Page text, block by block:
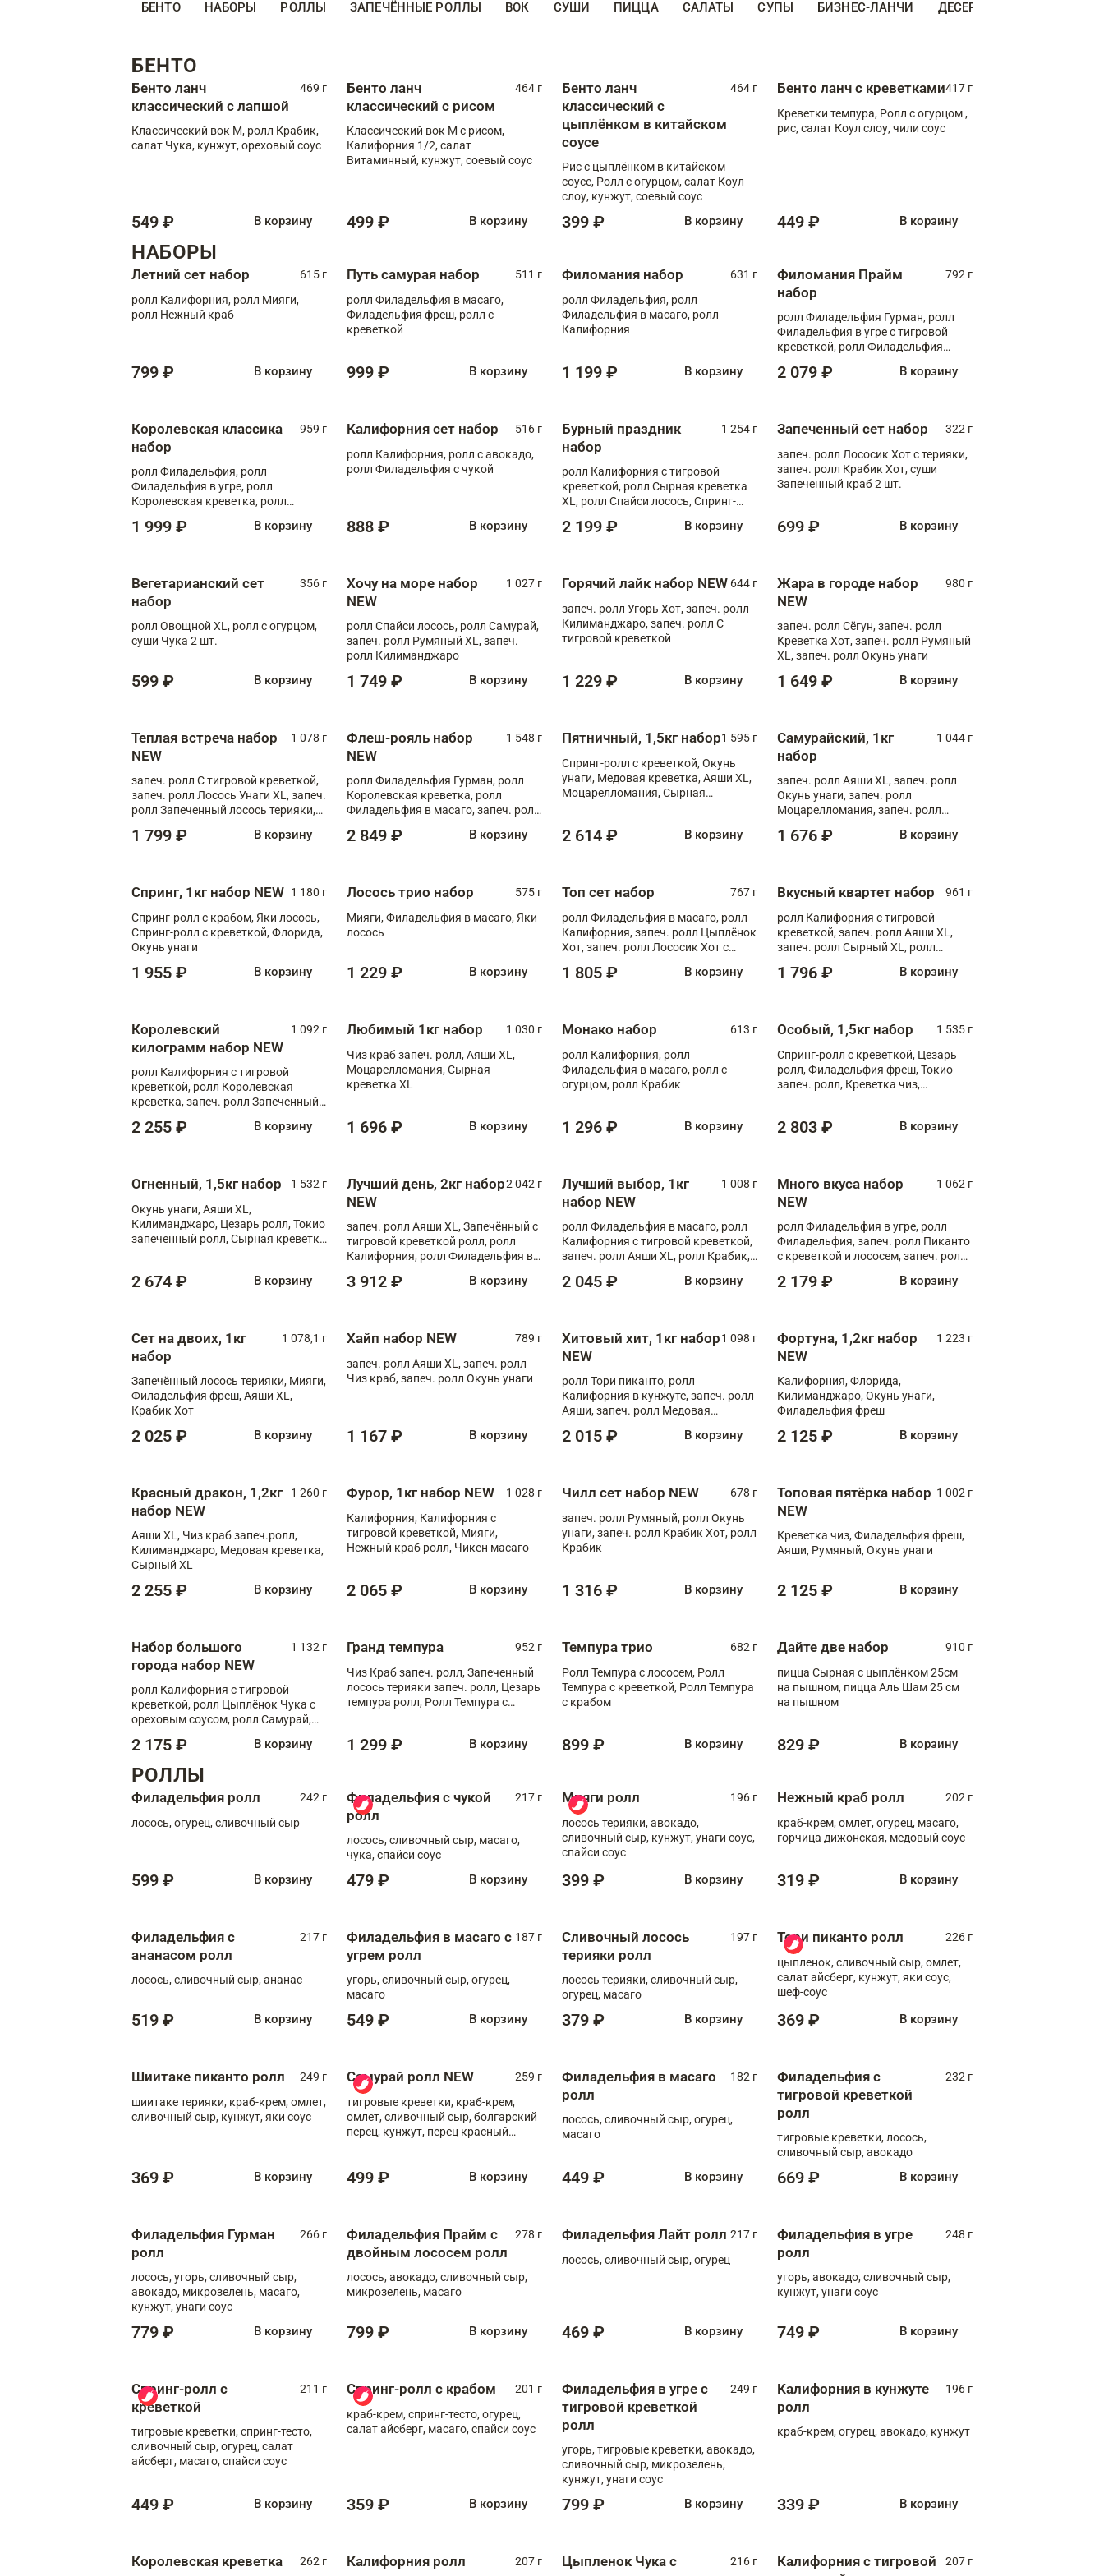
БЕНТО НАБОРЫ РОЛЛЫ ЗАПЕЧЁННЫЕ РОЛЛЫ ВОК СУШИ ПИЦЦА САЛАТЫ СУПЫ БИЗНЕС-ЛАНЧИ ДЕСЕРТЫ
БЕНТО
Бенто ланч
классический с лапшой
469 г
Классический вок М, ролл Крабик,
салат Чука, кунжут, ореховый соус
549 ₽ В корзину
Бенто ланч
классический с рисом
464 г
Классический вок М с рисом,
Калифорния 1/2, салат
Витаминный, кунжут, соевый соус
499 ₽ В корзину
Бенто ланч
классический с
цыплёнком в китайском
соусе
464 г
Рис с цыплёнком в китайском
соусе, Ролл с огурцом, салат Коул
слоу, кунжут, соевый соус
399 ₽ В корзину
Бенто ланч с креветками417 г
Креветки темпура, Ролл с огурцом ,
рис, салат Коул слоу, чили соус
449 ₽ В корзину
НАБОРЫ
Летний сет набор
615 г
ролл Калифорния, ролл Мияги,
ролл Нежный краб
799 ₽ В корзину
Путь самурая набор
511 г
ролл Филадельфия в масаго,
Филадельфия фреш, ролл с
креветкой
999 ₽ В корзину
Филомания набор
631 г
ролл Филадельфия, ролл
Филадельфия в масаго, ролл
Калифорния
1 199 ₽ В корзину
Филомания Прайм
набор
792 г
ролл Филадельфия Гурман, ролл
Филадельфия в угре с тигровой
креветкой, ролл Филадельфия
2 079 ₽ В корзину
Королевская классика
набор
959 г
ролл Филадельфия, ролл
Филадельфия в угре, ролл
Королевская креветка, ролл
1 999 ₽ В корзину
Калифорния сет набор
516 г
ролл Калифорния, ролл с авокадо,
ролл Филадельфия с чукой
888 ₽ В корзину
Бурный праздник
набор
1 254 г
ролл Калифорния с тигровой
креветкой, ролл Сырная креветка
XL, ролл Спайси лосось, Спринг-
Медовая креветка
2 199 ₽ В корзину
Запеченный сет набор
322 г
запеч. ролл Лососик Хот с терияки,
запеч. ролл Крабик Хот, суши
Запеченный краб 2 шт.
699 ₽ В корзину
Вегетарианский сет
набор
356 г
ролл Овощной XL, ролл с огурцом,
суши Чука 2 шт.
599 ₽ В корзину
Хочу на море набор
NEW
1 027 г
ролл Спайси лосось, ролл Самурай,
запеч. ролл Румяный XL, запеч.
ролл Килиманджаро
1 749 ₽ В корзину
Горячий лайк набор NEW 644 г
запеч. ролл Угорь Хот, запеч. ролл
Килиманджаро, запеч. ролл С
тигровой креветкой
1 229 ₽ В корзину
Жара в городе набор
NEW
980 г
запеч. ролл Сёгун, запеч. ролл
Креветка Хот, запеч. ролл Румяный
XL, запеч. ролл Окунь унаги
1 649 ₽ В корзину
Теплая встреча набор
NEW
1 078 г
запеч. ролл С тигровой креветкой,
запеч. ролл Лосось Унаги XL, запеч.
ролл Запеченный лосось терияки,
1 799 ₽ В корзину
Флеш-рояль набор
NEW
1 548 г
ролл Филадельфия Гурман, ролл
Королевская креветка, ролл
Филадельфия в масаго, запеч. ролл
Тигровая креветка с моцареллой,
2 849 ₽ В корзину
Пятничный, 1,5кг набор1 595 г
Спринг-ролл с креветкой, Окунь
унаги, Медовая креветка, Аяши XL,
Моцарелломания, Сырная
2 614 ₽ В корзину
Самурайский, 1кг
набор
1 044 г
запеч. ролл Аяши XL, запеч. ролл
Окунь унаги, запеч. ролл
Моцарелломания, запеч. ролл
1 676 ₽ В корзину
Спринг, 1кг набор NEW 1 180 г
Спринг-ролл с крабом, Яки лосось,
Спринг-ролл с креветкой, Флорида,
Окунь унаги
1 955 ₽ В корзину
Лосось трио набор
575 г
Мияги, Филадельфия в масаго, Яки
лосось
1 229 ₽ В корзину
Топ сет набор
767 г
ролл Филадельфия в масаго, ролл
Калифорния, запеч. ролл Цыплёнок
Хот, запеч. ролл Лососик Хот с
1 805 ₽ В корзину
Вкусный квартет набор
961 г
ролл Калифорния с тигровой
креветкой, запеч. ролл Аяши XL,
запеч. ролл Сырный XL, ролл
1 796 ₽ В корзину
Королевский
килограмм набор NEW
1 092 г
ролл Калифорния с тигровой
креветкой, ролл Королевская
креветка, запеч. ролл Запеченный
XL, запеч. ролл Крабик Хот
2 255 ₽ В корзину
Любимый 1кг набор
1 030 г
Чиз краб запеч. ролл, Аяши XL,
Моцарелломания, Сырная
креветка XL
1 696 ₽ В корзину
Монако набор
613 г
ролл Калифорния, ролл
Филадельфия в масаго, ролл с
огурцом, ролл Крабик
1 296 ₽ В корзину
Особый, 1,5кг набор
1 535 г
Спринг-ролл с креветкой, Цезарь
ролл, Филадельфия фреш, Токио
запеч. ролл, Креветка чиз,
2 803 ₽ В корзину
Огненный, 1,5кг набор
1 532 г
Окунь унаги, Аяши XL,
Килиманджаро, Цезарь ролл, Токио
запеченный ролл, Сырная креветка
2 674 ₽ В корзину
Лучший день, 2кг набор
NEW
2 042 г
запеч. ролл Аяши XL, Запечённый с
тигровой креветкой ролл, ролл
Калифорния, ролл Филадельфия в
запеч. ролл Моцарелломания, ролл
3 912 ₽ В корзину
Лучший выбор, 1кг
набор NEW
1 008 г
ролл Филадельфия в масаго, ролл
Калифорния с тигровой креветкой,
запеч. ролл Аяши XL, ролл Крабик,
2 045 ₽ В корзину
Много вкуса набор
NEW
1 062 г
ролл Филадельфия в угре, ролл
Филадельфия, запеч. ролл Пиканто
с креветкой и лососем, запеч. ролл
2 179 ₽ В корзину
Сет на двоих, 1кг
набор
1 078,1 г
Запечённый лосось терияки, Мияги,
Филадельфия фреш, Аяши XL,
Крабик Хот
2 025 ₽ В корзину
Хайп набор NEW
789 г
запеч. ролл Аяши XL, запеч. ролл
Чиз краб, запеч. ролл Окунь унаги
1 167 ₽ В корзину
Хитовый хит, 1кг набор
NEW
1 098 г
ролл Тори пиканто, ролл
Калифорния в кунжуте, запеч. ролл
Аяши, запеч. ролл Медовая
чукой
2 015 ₽ В корзину
Фортуна, 1,2кг набор
NEW
1 223 г
Калифорния, Флорида,
Килиманджаро, Окунь унаги,
Филадельфия фреш
2 125 ₽ В корзину
Красный дракон, 1,2кг
набор NEW
1 260 г
Аяши XL, Чиз краб запеч.ролл,
Килиманджаро, Медовая креветка,
Сырный XL
2 255 ₽ В корзину
Фурор, 1кг набор NEW
1 028 г
Калифорния, Калифорния с
тигровой креветкой, Мияги,
Нежный краб ролл, Чикен масаго
2 065 ₽ В корзину
Чилл сет набор NEW
678 г
запеч. ролл Румяный, ролл Окунь
унаги, запеч. ролл Крабик Хот, ролл
Крабик
1 316 ₽ В корзину
Топовая пятёрка набор
NEW
1 002 г
Креветка чиз, Филадельфия фреш,
Аяши, Румяный, Окунь унаги
2 125 ₽ В корзину
Набор большого
города набор NEW
1 132 г
ролл Калифорния с тигровой
креветкой, ролл Цыплёнок Чука с
ореховым соусом, ролл Самурай,
ролл с крабом
2 175 ₽ В корзину
Гранд темпура
952 г
Чиз Краб запеч. ролл, Запеченный
лосось терияки запеч. ролл, Цезарь
темпура ролл, Ролл Темпура с
1 299 ₽ В корзину
Темпура трио
682 г
Ролл Темпура с лососем, Ролл
Темпура с креветкой, Ролл Темпура
с крабом
899 ₽ В корзину
Дайте две набор
910 г
пицца Сырная с цыплёнком 25см
на пышном, пицца Аль Шам 25 см
на пышном
829 ₽ В корзину
РОЛЛЫ
Филадельфия ролл
242 г
лосось, огурец, сливочный сыр
599 ₽ В корзину
Филадельфия с чукой
ролл
217 г
лосось, сливочный сыр, масаго,
чука, спайси соус
479 ₽ В корзину
Мияги ролл
196 г
лосось терияки, авокадо,
сливочный сыр, кунжут, унаги соус,
спайси соус
399 ₽ В корзину
Нежный краб ролл
202 г
краб-крем, омлет, огурец, масаго,
горчица дижонская, медовый соус
319 ₽ В корзину
Филадельфия с
ананасом ролл
217 г
лосось, сливочный сыр, ананас
519 ₽ В корзину
Филадельфия в масаго с
угрем ролл
187 г
угорь, сливочный сыр, огурец,
масаго
549 ₽ В корзину
Сливочный лосось
терияки ролл
197 г
лосось терияки, сливочный сыр,
огурец, масаго
379 ₽ В корзину
Тори пиканто ролл
226 г
цыпленок, сливочный сыр, омлет,
салат айсберг, кунжут, яки соус,
шеф-соус
369 ₽ В корзину
Шиитаке пиканто ролл
249 г
шиитаке терияки, краб-крем, омлет,
сливочный сыр, кунжут, яки соус
369 ₽ В корзину
Самурай ролл NEW
259 г
тигровые креветки, краб-крем,
омлет, сливочный сыр, болгарский
перец, кунжут, перец красный
499 ₽ В корзину
Филадельфия в масаго
ролл
182 г
лосось, сливочный сыр, огурец,
масаго
449 ₽ В корзину
Филадельфия с
тигровой креветкой
ролл
232 г
тигровые креветки, лосось,
сливочный сыр, авокадо
669 ₽ В корзину
Филадельфия Гурман
ролл
266 г
лосось, угорь, сливочный сыр,
авокадо, микрозелень, масаго,
кунжут, унаги соус
779 ₽ В корзину
Филадельфия Прайм с
двойным лососем ролл
278 г
лосось, авокадо, сливочный сыр,
микрозелень, масаго
799 ₽ В корзину
Филадельфия Лайт ролл 217 г
лосось, сливочный сыр, огурец
469 ₽ В корзину
Филадельфия в угре
ролл
248 г
угорь, авокадо, сливочный сыр,
кунжут, унаги соус
749 ₽ В корзину
Спринг-ролл с
креветкой
211 г
тигровые креветки, спринг-тесто,
сливочный сыр, огурец, салат
айсберг, масаго, спайси соус
449 ₽ В корзину
Спринг-ролл с крабом
201 г
краб-крем, спринг-тесто, огурец,
салат айсберг, масаго, спайси соус
359 ₽ В корзину
Филадельфия в угре с
тигровой креветкой
ролл
249 г
угорь, тигровые креветки, авокадо,
сливочный сыр, микрозелень,
кунжут, унаги соус
799 ₽ В корзину
Калифорния в кунжуте
ролл
196 г
краб-крем, огурец, авокадо, кунжут
339 ₽ В корзину
Королевская креветка
262 г Калифорния ролл 207 г
Цыпленок Чука с
216 г
Калифорния с тигровой
207 г